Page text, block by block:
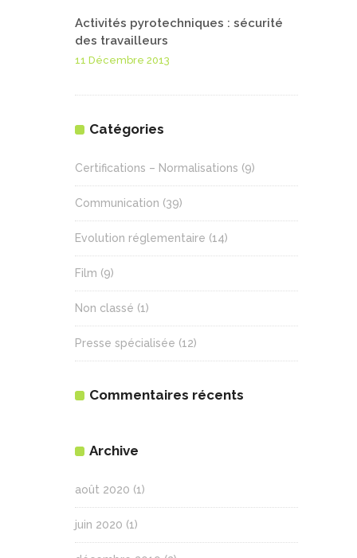
Activités pyrotechniques : sécurité
des travailleurs
11 Décembre 2013
Catégories
Certifications – Normalisations (9)
Communication (39)
Evolution réglementaire (14)
Film (9)
Non classé (1)
Presse spécialisée (12)
Commentaires récents
Archive
août 2020 (1)
juin 2020 (1)